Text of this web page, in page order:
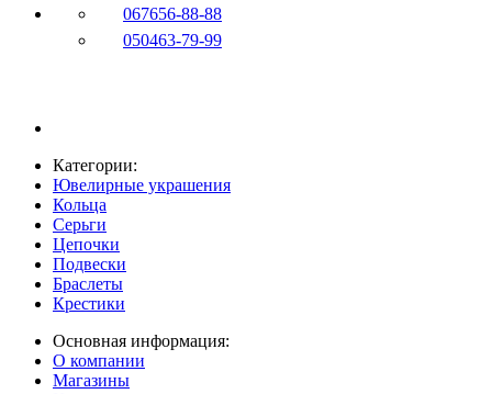
067656-88-88
050463-79-99
Категории:
Ювелирные украшения
Кольца
Серьги
Цепочки
Подвески
Браслеты
Крестики
Основная информация:
О компании
Магазины